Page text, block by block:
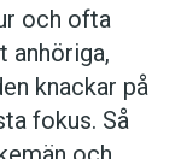
och ofta
anhöriga,
knackar på
fokus. Så